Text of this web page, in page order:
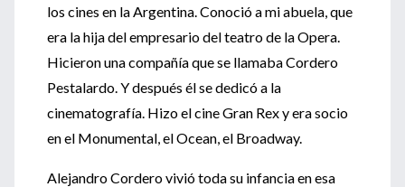
los cines en la Argentina. Conoció a mi abuela, que
era la hija del empresario del teatro de la Opera.
Hicieron una compañía que se llamaba Cordero
Pestalardo. Y después él se dedicó a la
cinematografía. Hizo el cine Gran Rex y era socio
en el Monumental, el Ocean, el Broadway.
Alejandro Cordero vivió toda su infancia en esa